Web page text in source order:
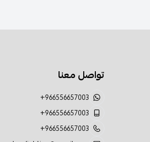
تواصل معنا
+966556657003
+966556657003
+966556657003